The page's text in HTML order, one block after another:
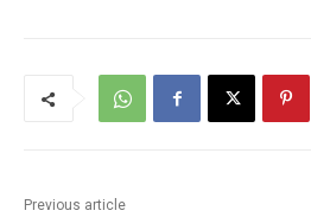
Previous article